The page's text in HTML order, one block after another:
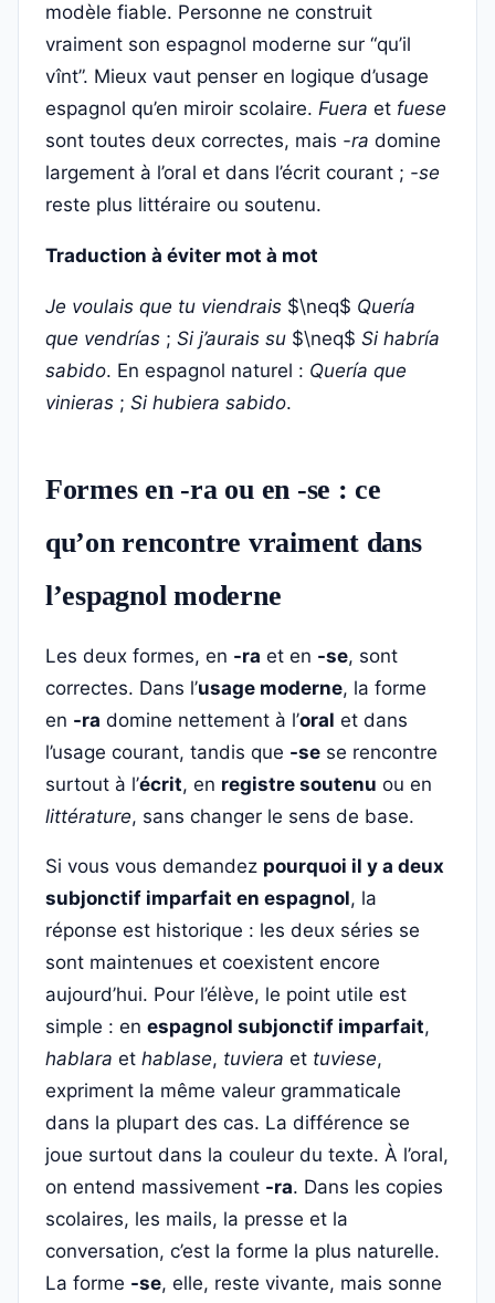
modèle fiable. Personne ne construit
vraiment son espagnol moderne sur “qu’il
vînt”. Mieux vaut penser en logique d’usage
espagnol qu’en miroir scolaire. Fuera et fuese
sont toutes deux correctes, mais -ra domine
largement à l’oral et dans l’écrit courant ; -se
reste plus littéraire ou soutenu.
Traduction à éviter mot à mot
Je voulais que tu viendrais $\neq$ Quería
que vendrías ; Si j’aurais su $\neq$ Si habría
sabido. En espagnol naturel : Quería que
vinieras ; Si hubiera sabido.
Formes en -ra ou en -se : ce
qu’on rencontre vraiment dans
l’espagnol moderne
Les deux formes, en -ra et en -se, sont
correctes. Dans l’usage moderne, la forme
en -ra domine nettement à l’oral et dans
l’usage courant, tandis que -se se rencontre
surtout à l’écrit, en registre soutenu ou en
littérature, sans changer le sens de base.
Si vous vous demandez pourquoi il y a deux
subjonctif imparfait en espagnol, la
réponse est historique : les deux séries se
sont maintenues et coexistent encore
aujourd’hui. Pour l’élève, le point utile est
simple : en espagnol subjonctif imparfait,
hablara et hablase, tuviera et tuviese,
expriment la même valeur grammaticale
dans la plupart des cas. La différence se
joue surtout dans la couleur du texte. À l’oral,
on entend massivement -ra. Dans les copies
scolaires, les mails, la presse et la
conversation, c’est la forme la plus naturelle.
La forme -se, elle, reste vivante, mais sonne